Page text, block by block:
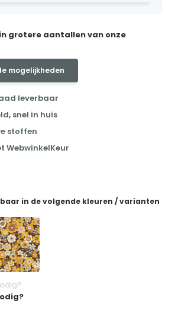
grotere aantallen van onze
mogelijkheden
leverbaar
snel in huis
stoffen
WebwinkelKeur
in de volgende kleuren / varianten